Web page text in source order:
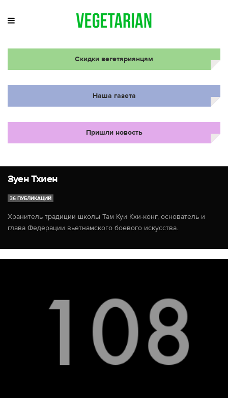
Скидки вегетарианцам
Наша газета
Пришли новость
Зуен Тхиен
36 ПУБЛИКАЦИЙ
Хранитель традиции школы Там Куи Кхи-конг, основатель и
глава Федерации вьетнамского боевого искусства.